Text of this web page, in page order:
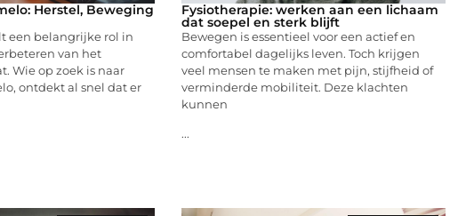
Herstel, Beweging
een belangrijke rol in
van het
Wie op zoek is naar
ontdekt al snel dat er
Fysiotherapie: werken aan een lichaam
dat soepel en sterk blijft
Bewegen is essentieel voor een actief en
comfortabel dagelijks leven. Toch krijgen
veel mensen te maken met pijn, stijfheid of
verminderde mobiliteit. Deze klachten
kunnen
...